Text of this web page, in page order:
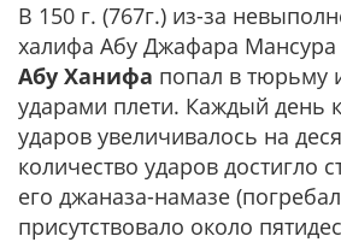
В 150 г. (767г.) из-за
халифа Абу Джафара Мансура
Абу Ханифа попал в тюрьму
ударами плети. Каждый день
ударов увеличивалось на
количество ударов достигло
его джаназа-намазе
присутствовало около